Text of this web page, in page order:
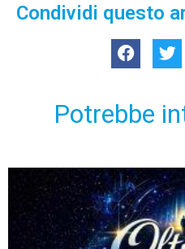
Condividi questo
Potrebbe